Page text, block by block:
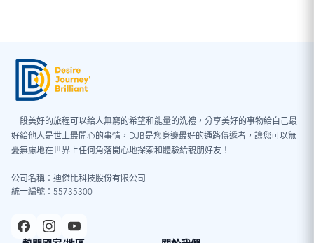
一段美好的旅程可以給人無窮的希望和能量的洗禮，分享美好的事物給自己最
好給他人是世上最開心的事情，DJB是您身邊最好的通路傳遞者，讓您可以無
憂無慮地在世界上任何角落開心地探索和體驗給親朋好友！
公司名稱：迪傑比科技股份有限公司
統一編號：55735300